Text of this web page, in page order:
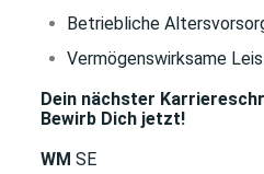
Betriebliche
Vermögenswirksame
Dein nächster
Bewirb Dich jetzt!
WM SE